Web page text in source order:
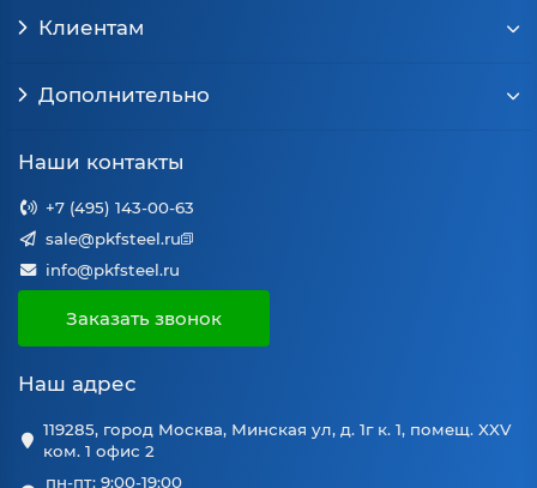
Клиентам
Дополнительно
Наши контакты
+7 (495) 143-00-63
sale@pkfsteel.ru
info@pkfsteel.ru
Заказать звонок
Наш адрес
119285, город Москва, Минская ул, д. 1г к. 1, помещ. XXV
ком. 1 офис 2
пн-пт: 9:00-19:00